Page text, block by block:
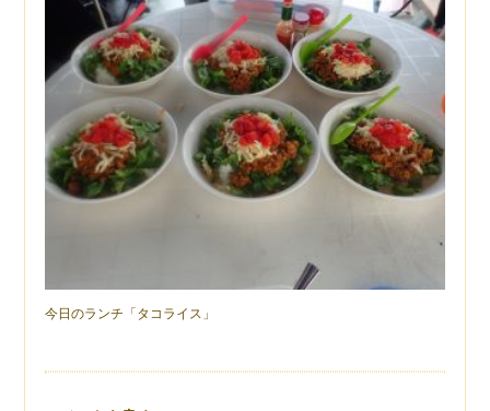
今日のランチ「タコライス」